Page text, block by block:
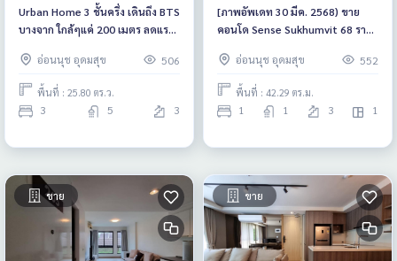
Urban Home 3 ชั้นครึ่ง เดินถึง BTS
บางจาก ใกล้ๆแค่ 200 เมตร ลดแรง
อ่อนนุช อุดมสุข
506
พื้นที่ : 25.80 ตร.ว.
3 5 3
[ภาพอัพเดท 30 มีค. 2568) ขาย
คอนโด Sense Sukhumvit 68 ราคา
อ่อนนุช อุดมสุข
552
พื้นที่ : 42.29 ตร.ม.
1 1 3 1
ขาย ขาย